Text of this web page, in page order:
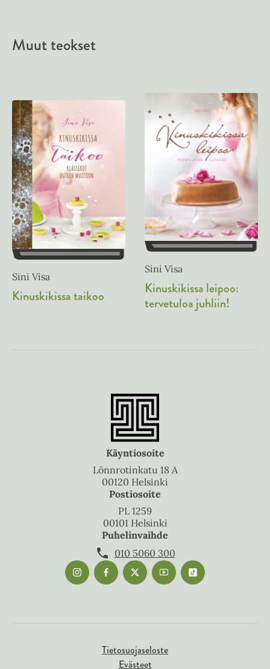
Muut teokset
Sini Visa
Kinuskikissa taikoo
Sini Visa
Kinuskikissa leipoo:
tervetuloa juhliin!
Käyntiosoite
Lönnrotinkatu 18 A
00120 Helsinki
Postiosoite
PL 1259
00101 Helsinki
Puhelinvaihde
010 5060 300
Tietosuojaseloste
Evästeet